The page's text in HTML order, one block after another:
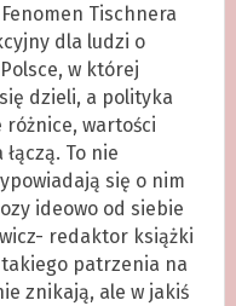
Tischnera
dla ludzi o
w której
dzieli, a polityka
wartości
To nie
się o nim
ideowo od siebie
redaktor książki
patrzenia na
znikają, ale w jakiś